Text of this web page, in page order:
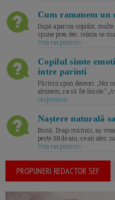
Cum ramanem
După apariția copiilor,
spune prea des: relația se
Vezi raspunsuri
Copilul simte
intre parinti
Părinții spun deseori: „Noi
abținem, ca să fie liniște.”
raspunsuri
Naștere naturală
Bună, Dragi mămici, aș
peste 38 de ani, ce ați ales:
Vezi raspunsuri
PROPUNERI REDACTOR SEF